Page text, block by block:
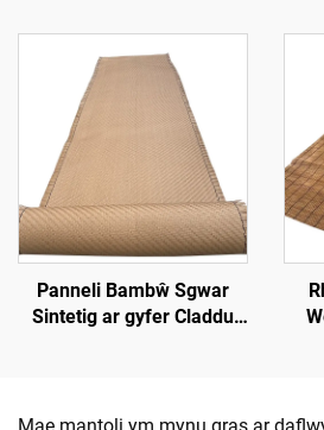
mlynedd ar gyfer Gwestai
Tropicaidd
Panneli Bambŵ Sgwar
Sintetig ar gyfer Claddu